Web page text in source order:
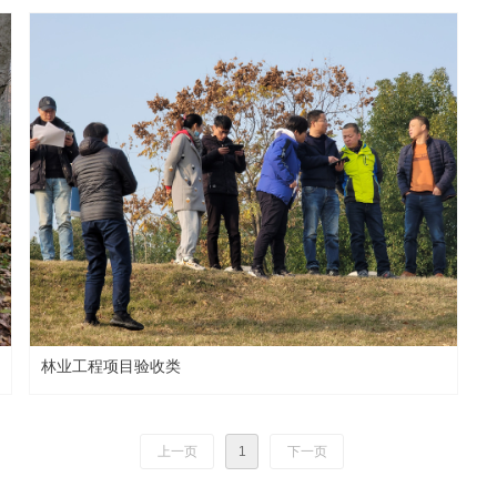
林业工程项目验收类
上一页 1 下一页